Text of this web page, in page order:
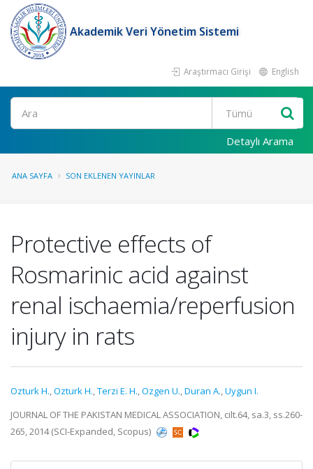
Akademik Veri Yönetim Sistemi
Araştırmacı Girişi English
Ara
Detaylı Arama
ANA SAYFA SON EKLENEN YAYINLAR
Protective effects of
Rosmarinic acid against
renal ischaemia/reperfusion
injury in rats
Ozturk H.,Ozturk H.,Terzi E. H.,Ozgen U.,Duran A.,Uygun I.
JOURNAL OF THE PAKISTAN MEDICAL ASSOCIATION, cilt.64, sa.3, ss.260-
265, 2014 (SCI-Expanded, Scopus)